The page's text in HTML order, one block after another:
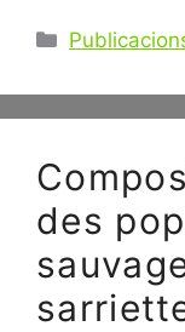
Catégories
des